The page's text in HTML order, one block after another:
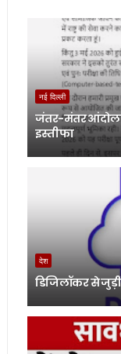
नई दिल्ली
जंतर-मंतर आंदोलन
इस्तीफा
देश
डिजिलॉकर से